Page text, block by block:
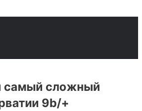
самый сложный
9b/+